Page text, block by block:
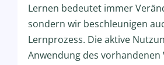
Lernen bedeutet immer
sondern wir beschleunigen
Lernprozess. Die aktive
Anwendung des vorhandenen